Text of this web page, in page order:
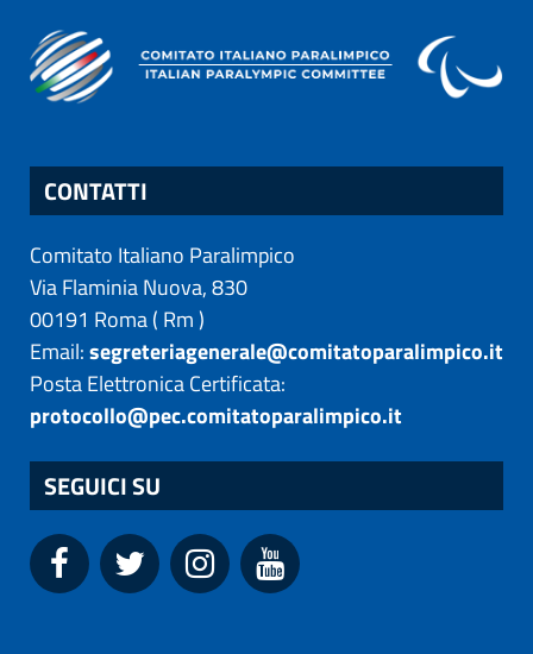
CONTATTI
Comitato Italiano Paralimpico
Via Flaminia Nuova, 830
00191 Roma( Rm)
Email:segreteriagenerale@comitatoparalimpico.it
Posta Elettronica Certificata:
protocollo@pec.comitatoparalimpico.it
SEGUICI SU